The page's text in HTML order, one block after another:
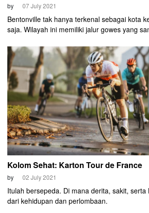
by 07 July 2021
Bentonville tak hanya terkenal sebagai kota
saja. Wilayah ini memiliki jalur gowes yang
Little Sugar 55 Miles.
Kolom Sehat: Karton Tour de France
by 02 July 2021
Itulah bersepeda. Di mana derita, sakit, serta
dari kehidupan dan perlombaan.